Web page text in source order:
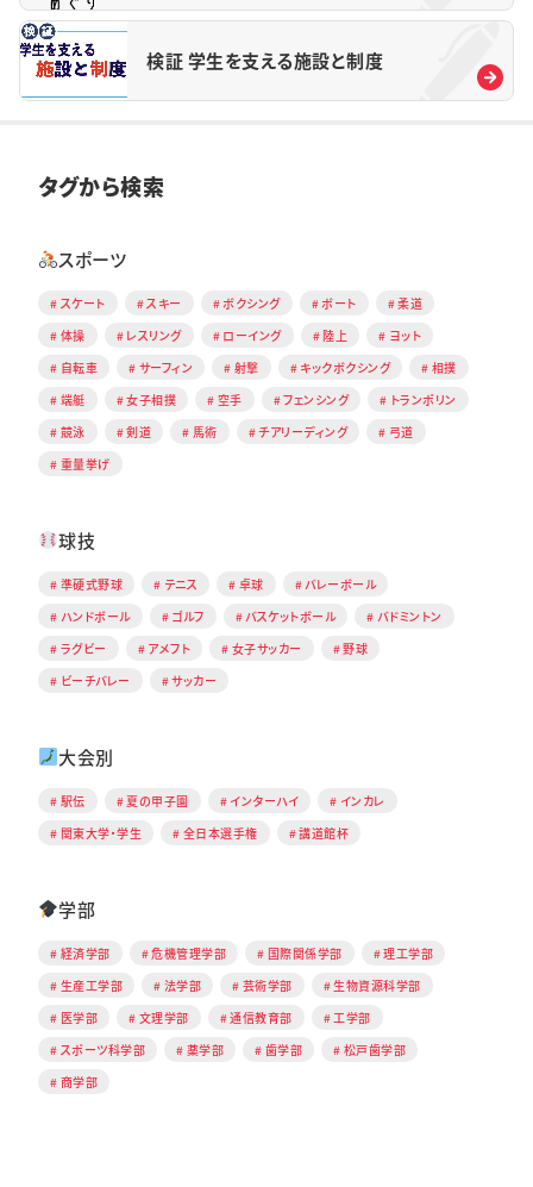
検証 学生を支える施設と制度
タグから検索
スポーツ
スケート スキー ボクシング ボート
柔道
体操
レスリング ローイング 陸上
ヨット
自転車
サーフィン 射撃 キックボクシング
相撲
端艇
女子相撲 空手 フェンシング
トランポリン
競泳
剣道 馬術 チアリーディング
弓道
重量挙げ
球技
準硬式野球 テニス 卓球
バレーボール
ハンドボール
ゴルフ バスケットボール
バドミントン
ラグビー
アメフト 女子サッカー
野球
ビーチバレー
サッカー
大会別
駅伝 夏の甲子園 インターハイ
インカレ
関東大学・学生
全日本選手権 講道館杯
学部
経済学部 危機管理学部 国際関係学部
理工学部
生産工学部
法学部 芸術学部
生物資源科学部
医学部
文理学部 通信教育部
工学部
スポーツ科学部
薬学部 歯学部
松戸歯学部
商学部